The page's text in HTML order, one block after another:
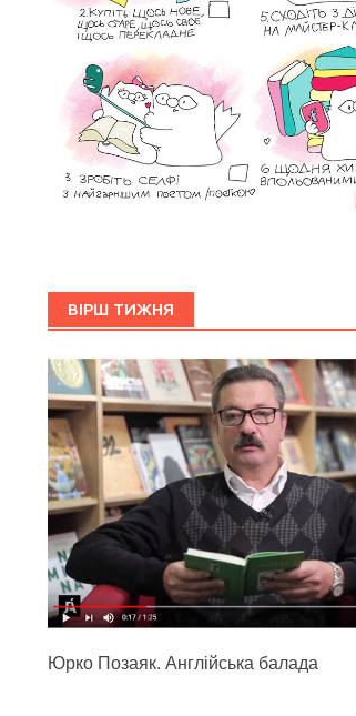
ВІРШ ТИЖНЯ
Юрко Позаяк. Англійська балада